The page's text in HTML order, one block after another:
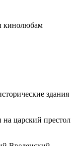
кинолюбам
здания
царский престол